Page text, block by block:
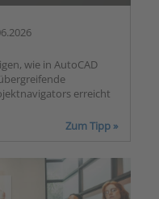
wie in AutoCAD
erreicht
Zum Tipp »